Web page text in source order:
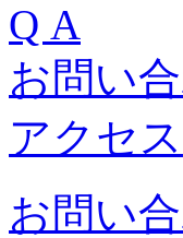
Q A
お問い
アクセス
お問い